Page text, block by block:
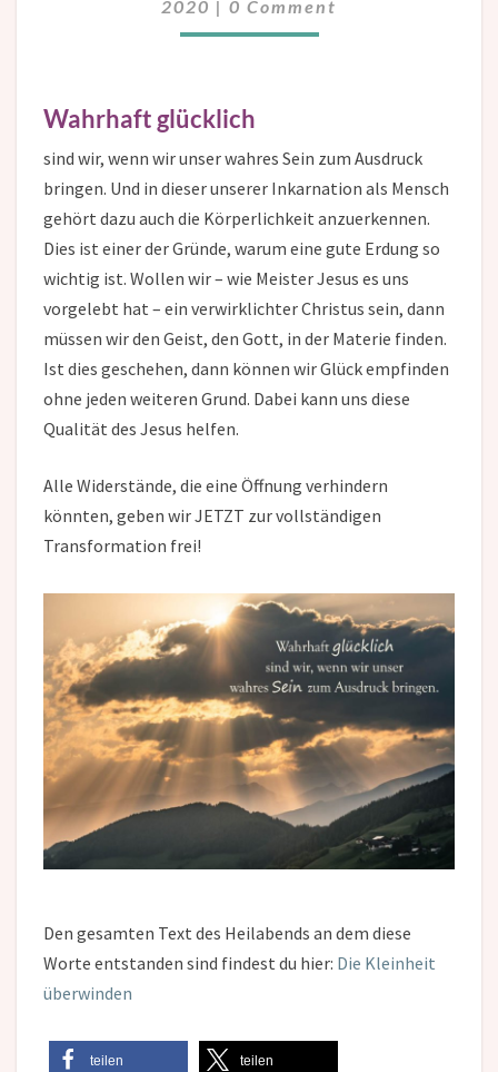
2020 | 0 Comment
Wahrhaft glücklich
sind wir, wenn wir unser wahres Sein zum Ausdruck
bringen. Und in dieser unserer Inkarnation als Mensch
gehört dazu auch die Körperlichkeit anzuerkennen.
Dies ist einer der Gründe, warum eine gute Erdung so
wichtig ist. Wollen wir – wie Meister Jesus es uns
vorgelebt hat – ein verwirklichter Christus sein, dann
müssen wir den Geist, den Gott, in der Materie finden.
Ist dies geschehen, dann können wir Glück empfinden
ohne jeden weiteren Grund. Dabei kann uns diese
Qualität des Jesus helfen.
Alle Widerstände, die eine Öffnung verhindern
könnten, geben wir JETZT zur vollständigen
Transformation frei!
Den gesamten Text des Heilabends an dem diese
Worte entstanden sind findest du hier: Die Kleinheit
überwinden
teilen teilen